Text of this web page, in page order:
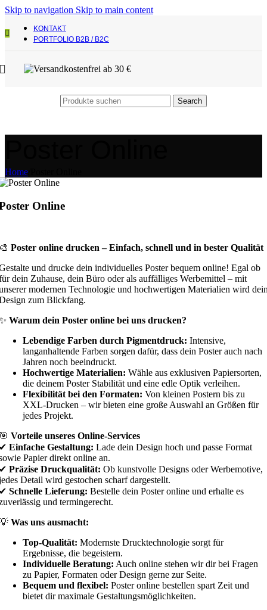
Skip to navigation Skip to main content
KONTAKT
PORTFOLIO B2B / B2C
Search
Home
Online
Poster online drucken – Einfach, schnell und in bester Qualität
und drucke dein individuelles Poster bequem online! Egal ob
dein Zuhause, dein Büro oder als auffälliges Werbemittel – mit
modernen Technologie und hochwertigen Materialien wird
zum Blickfang.
Warum dein Poster online bei uns drucken?
Lebendige Farben durch Pigmentdruck: Intensive,
langanhaltende Farben sorgen dafür, dass dein Poster auch nach
Jahren noch beeindruckt.
Hochwertige Materialien: Wähle aus exklusiven Papiersorten,
die deinem Poster Stabilität und eine edle Optik verleihen.
Flexibilität bei den Formaten: Von kleinen Postern bis zu
XXL-Drucken – wir bieten eine große Auswahl an Größen für
jedes Projekt.
Vorteile unseres Online-Services
Einfache Gestaltung: Lade dein Design hoch und passe Format
Papier direkt online an.
Präzise Druckqualität: Ob kunstvolle Designs oder Werbemotive,
Detail wird gestochen scharf dargestellt.
Schnelle Lieferung: Bestelle dein Poster online und erhalte es
und termingerecht.
Was uns ausmacht:
Top-Qualität: Modernste Drucktechnologie sorgt für
Ergebnisse, die begeistern.
Individuelle Beratung: Auch online stehen wir dir bei Fragen
zu Papier, Formaten oder Design gerne zur Seite.
Bequem und flexibel: Poster online bestellen spart Zeit und
bietet dir maximale Gestaltungsmöglichkeiten.